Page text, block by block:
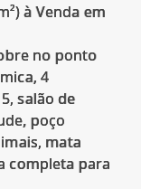
à Venda em
no ponto
4
salão de
poço
mata
completa para